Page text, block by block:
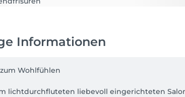
Informationen
Wohlfühlen
lichtdurchfluteten liebevoll eingerichteten